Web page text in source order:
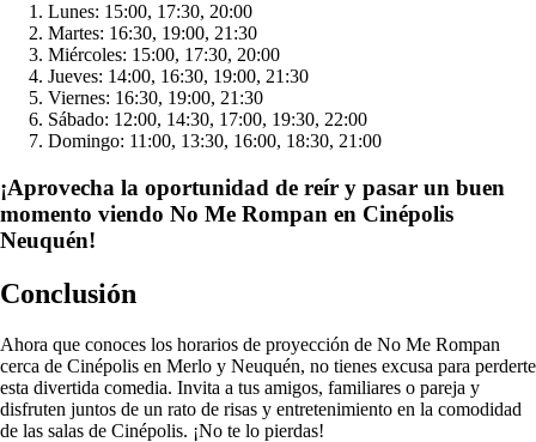
Lunes: 15:00, 17:30, 20:00
Martes: 16:30, 19:00, 21:30
Miércoles: 15:00, 17:30, 20:00
Jueves: 14:00, 16:30, 19:00, 21:30
Viernes: 16:30, 19:00, 21:30
Sábado: 12:00, 14:30, 17:00, 19:30, 22:00
Domingo: 11:00, 13:30, 16:00, 18:30, 21:00
¡Aprovecha la oportunidad de reír y pasar un buen
momento viendo No Me Rompan en Cinépolis
Neuquén!
Conclusión
Ahora que conoces los horarios de proyección de No Me Rompan
cerca de Cinépolis en Merlo y Neuquén, no tienes excusa para perderte
esta divertida comedia. Invita a tus amigos, familiares o pareja y
disfruten juntos de un rato de risas y entretenimiento en la comodidad
de las salas de Cinépolis. ¡No te lo pierdas!